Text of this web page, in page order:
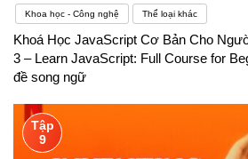
Khoa học - Công nghệ Thể loại khác
Khoá Học JavaScript Cơ Bản Cho
3 – Learn JavaScript: Full Course for
đề song ngữ
Tập
9